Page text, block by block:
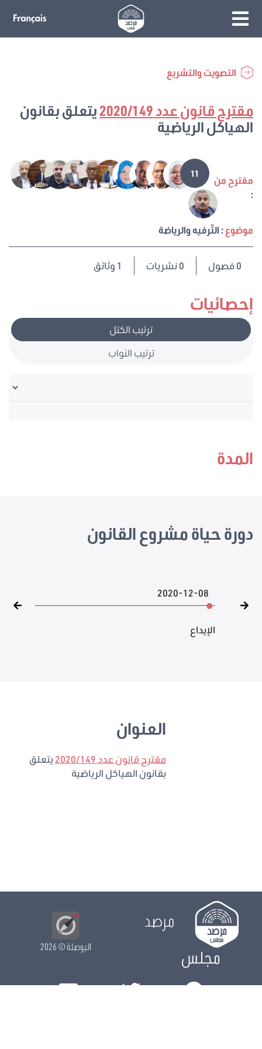
التصويت والتشريع
إحصائيات
ترتيب الكتل
ترتيب النواب
مقترح قانون عدد 2020/149
يتعلق بقانون
الهياكل الرياضية
مقترح من
:
11
موضوع: التّرفيه والرياضة
0فصول 0 نشريات 1 وثائق
المدة
دورة حياة مشروع القانون
2020-12-08
الإيداع
العنوان
مقترح قانون عدد 2020/149
يتعلق
بقانون الهياكل الرياضية
مرصد
مجلس
البوصلة© 2026